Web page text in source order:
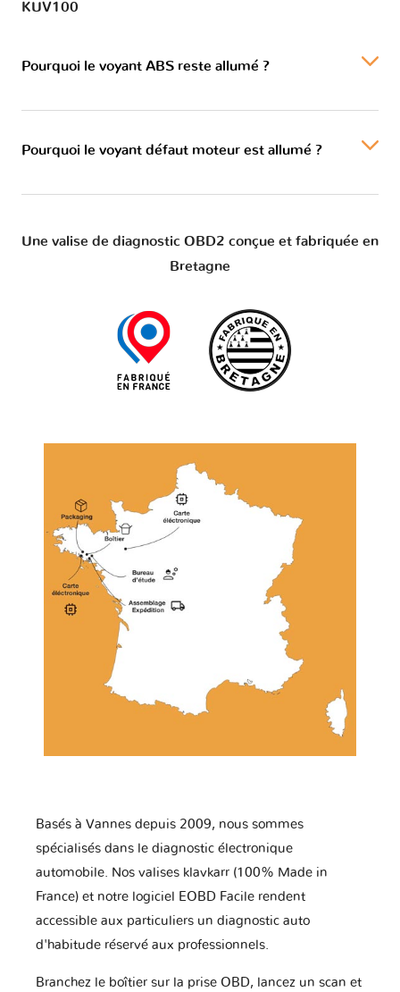
KUV100
Pourquoi le voyant ABS reste allumé ?
Pourquoi le voyant défaut moteur est allumé ?
Une valise de diagnostic OBD2 conçue et fabriquée en
Bretagne
Basés à Vannes depuis 2009, nous sommes
spécialisés dans le diagnostic électronique
automobile. Nos valises klavkarr (100% Made in
France) et notre logiciel EOBD Facile rendent
accessible aux particuliers un diagnostic auto
d'habitude réservé aux professionnels.
Branchez le boîtier sur la prise OBD, lancez un scan et